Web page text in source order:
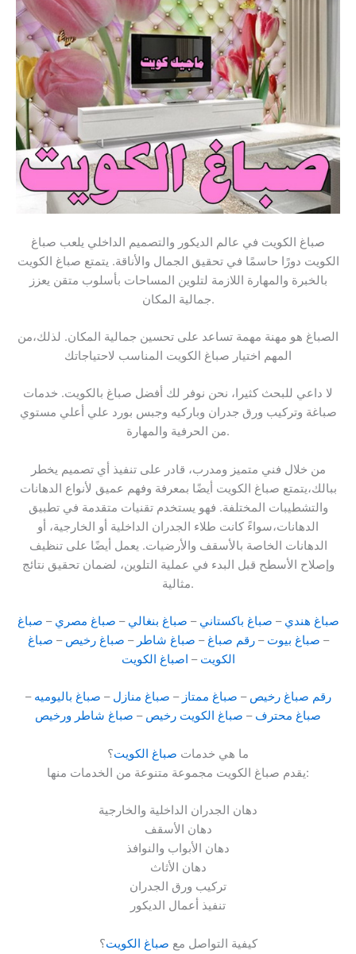
صباغ الكويت في عالم الديكور والتصميم الداخلي يلعب صباغ
الكويت دورًا حاسمًا في تحقيق الجمال والأناقة. يتمتع صباغ الكويت
بالخبرة والمهارة اللازمة لتلوين المساحات بأسلوب متقن يعزز
جمالية المكان.
الصباغ هو مهنة مهمة تساعد على تحسين جمالية المكان. لذلك،من
المهم اختيار صباغ الكويت المناسب لاحتياجاتك
لا داعي للبحث كثيرا، نحن نوفر لك أفضل صباغ بالكويت. خدمات
صباغة وتركيب ورق جدران وباركيه وجبس بورد علي أعلي مستوي
من الحرفية والمهارة.
من خلال فني متميز ومدرب، قادر على تنفيذ أي تصميم يخطر
ببالك،يتمتع صباغ الكويت أيضًا بمعرفة وفهم عميق لأنواع الدهانات
والتشطيبات المختلفة. فهو يستخدم تقنيات متقدمة في تطبيق
الدهانات،سواءً كانت طلاء الجدران الداخلية أو الخارجية، أو
الدهانات الخاصة بالأسقف والأرضيات. يعمل أيضًا على تنظيف
وإصلاح الأسطح قبل البدء في عملية التلوين، لضمان تحقيق نتائج
مثالية.
صباغ هندي – صباغ باكستاني – صباغ بنغالي – صباغ مصري – صباغ
– صباغ بيوت –رقم صباغ – صباغ شاطر – صباغ رخيص – صباغ
الكويت – اصباغ الكويت
رقم صباغ رخيص – صباغ ممتاز – صباغ منازل – صباغ باليوميه –
صباغ محترف – صباغ الكويت رخيص – صباغ شاطر ورخيص
ما هي خدمات صباغ الكويت؟
يقدم صباغ الكويت مجموعة متنوعة من الخدمات منها:
دهان الجدران الداخلية والخارجية
دهان الأسقف
دهان الأبواب والنوافذ
دهان الأثاث
تركيب ورق الجدران
تنفيذ أعمال الديكور
كيفية التواصل مع صباغ الكويت؟